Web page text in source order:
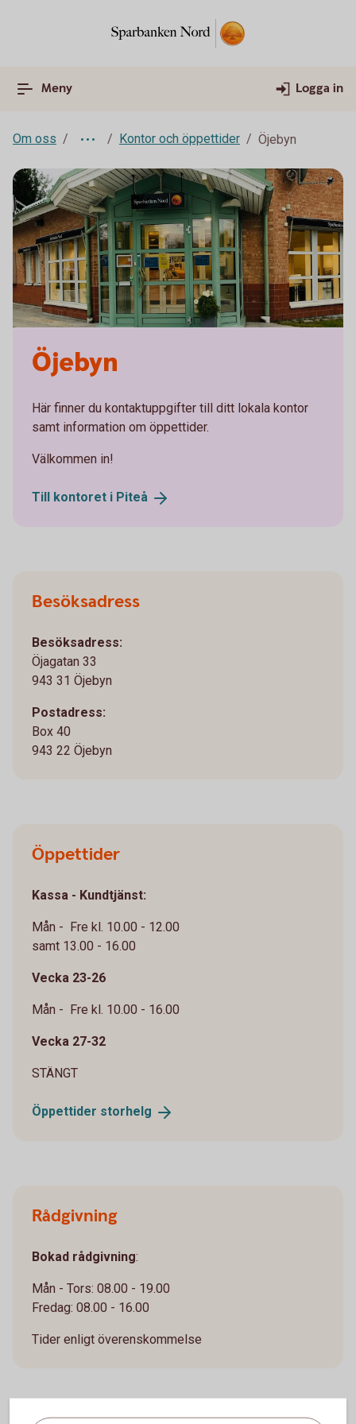
Meny Logga in
Om oss Kontor och öppettider Öjebyn
Öjebyn
Här finner du kontaktuppgifter till ditt lokala kontor
samt information om öppettider.
Välkommen in!
Till kontoret i Piteå
Besöksadress
Besöksadress:
Öjagatan 33
943 31 Öjebyn
Postadress:
Box 40
943 22 Öjebyn
Öppettider
Kassa - Kundtjänst:
Mån - Fre kl. 10.00 - 12.00
samt 13.00 - 16.00
Vecka 23-26
Mån - Fre kl. 10.00 - 16.00
Vecka 27-32
STÄNGT
Öppettider storhelg
Rådgivning
Bokad rådgivning:
Mån - Tors: 08.00 - 19.00
Fredag: 08.00 - 16.00
Tider enligt överenskommelse